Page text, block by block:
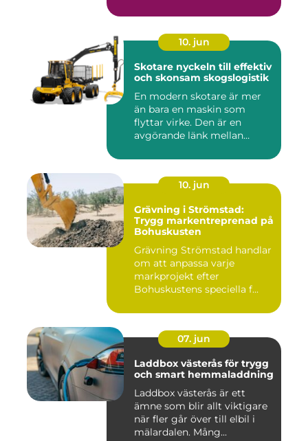
10. jun
Skotare nyckeln till effektiv
och skonsam skogslogistik
En modern skotare är mer
än bara en maskin som
flyttar virke. Den är en
avgörande länk mellan
10. jun
Grävning i Strömstad:
Trygg markentreprenad på
Bohuskusten
Grävning Strömstad handlar
om att anpassa varje
markprojekt efter
Bohuskustens speciella f...
07. jun
Laddbox västerås för trygg
och smart hemmaladdning
Laddbox västerås är ett
ämne som blir allt viktigare
när fler går över till elbil i
mälardalen. Mång...